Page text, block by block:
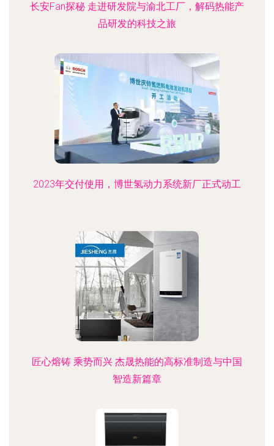
长安Fan探秘 走进研发院与渝北工厂，解码热能产
品研发的科技之旅
2023年交付使用，博世氢动力系统新厂正式动工
匠心熔铸 乘势而兴 杰晟热能的高标准制造与中国
智造新篇章